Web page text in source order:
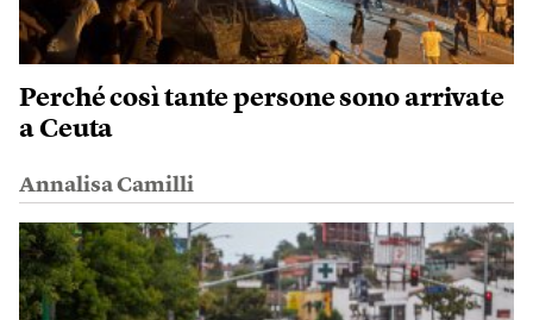
Perché così tante persone sono arrivate
a Ceuta
Annalisa Camilli